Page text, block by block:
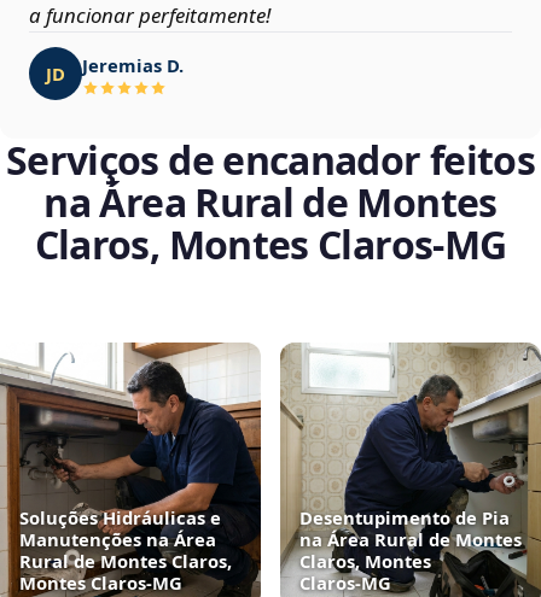
a funcionar perfeitamente!
JD Jeremias D.
Serviços de encanador feitos
na Área Rural de Montes
Claros, Montes Claros‑MG
Soluções Hidráulicas e
Manutenções na Área
Rural de Montes Claros,
Montes Claros‑MG
Desentupimento de Pia
na Área Rural de Montes
Claros, Montes
Claros‑MG